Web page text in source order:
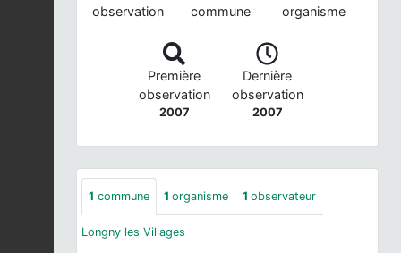
observation commune organisme
Première
observation
2007
Dernière
observation
2007
1 commune 1 organisme 1 observateur
Longny les Villages